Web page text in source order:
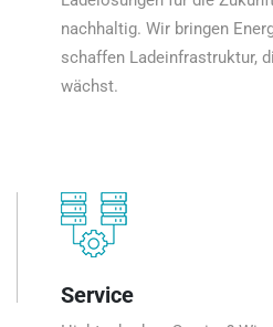
nachhaltig. Wir bringen
schaffen Ladeinfrastruktur,
wächst.
Service